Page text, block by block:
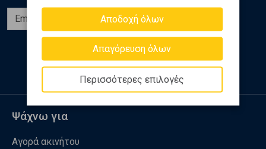
Αποδοχή όλων
Απαγόρευση όλων
Περισσότερες επιλογές
Εγγραφή
Ακολουθήστε μας
Ψάχνω για
Αγορά ακινήτου